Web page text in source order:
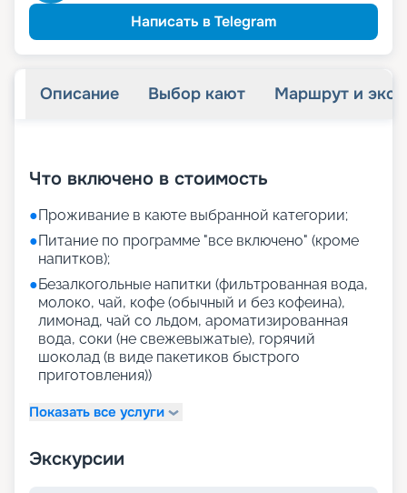
Написать в Telegram
Описание Выбор кают Маршрут и
Что включено в стоимость
●Проживание в каюте выбранной категории;
●Питание по программе "все включено" (кроме
напитков);
●Безалкогольные напитки (фильтрованная вода,
молоко, чай, кофе (обычный и без кофеина),
лимонад, чай со льдом, ароматизированная
вода, соки (не свежевыжатые), горячий
шоколад (в виде пакетиков быстрого
приготовления))
Показать все услуги
Экскурсии